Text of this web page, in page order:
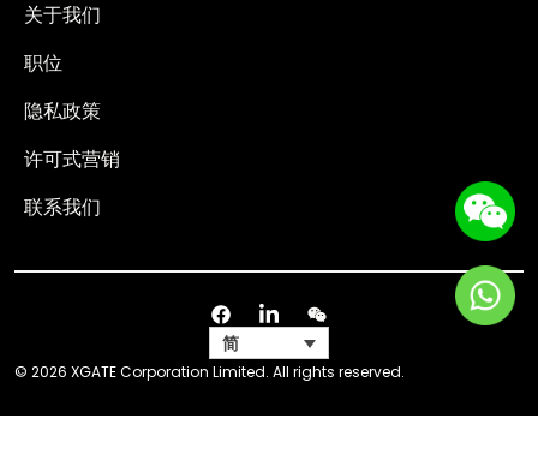
关于我们
职位
隐私政策
许可式营销
联系我们
© 2026 XGATE Corporation Limited. All rights reserved.
简